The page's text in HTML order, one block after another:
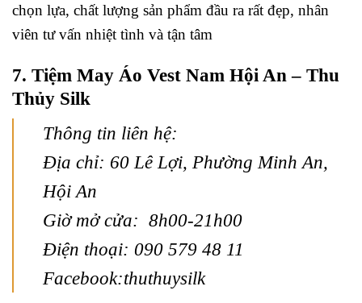
chọn lựa, chất lượng sản phẩm đầu ra rất đẹp, nhân
viên tư vấn nhiệt tình và tận tâm
7. Tiệm May Áo Vest Nam Hội An – Thu
Thủy Silk
Thông tin liên hệ:
Địa chỉ: 60 Lê Lợi, Phường Minh An,
Hội An
Giờ mở cửa: 8h00-21h00
Điện thoại: 090 579 48 11
Facebook:thuthuysilk